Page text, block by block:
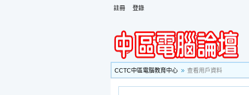
註冊 登錄
CCTC中區電腦教育中心
查看用戶資料